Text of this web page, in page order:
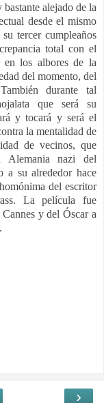
alejado de la
desde el mismo
tercer cumpleaños
total con el
en los albores de la
del momento, del
durante tal
que será su
y tocará y será el
la mentalidad de
de vecinos, que
Alemania nazi del
a su alrededor hace
del escritor
La película fue
y del Óscar a
›